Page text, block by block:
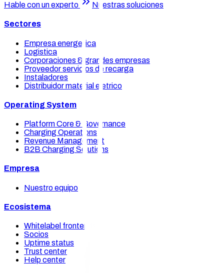
Hable con un experto Nuestras soluciones
Sectores
Empresa energetica
Logistica
Corporaciones & grandes empresas
Proveedor servicios de recarga
Instaladores
Distribuidor material eletrico
Operating System
Platform Core & Governance
Charging Operations
Revenue Management
B2B Charging Solutions
Empresa
Nuestro equipo
Ecosistema
Whitelabel frontends
Socios
Uptime status
Trust center
Help center